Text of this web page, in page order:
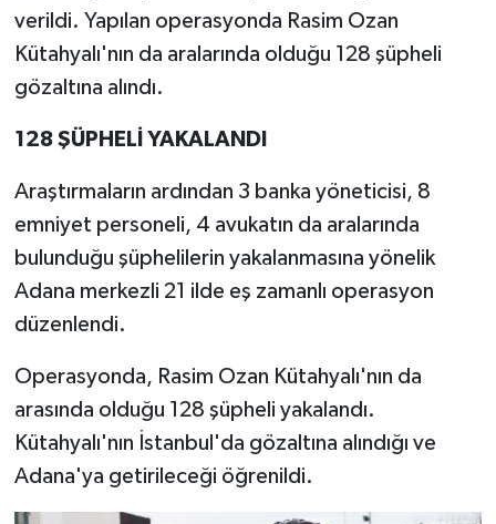
verildi. Yapılan operasyonda Rasim Ozan
Kütahyalı'nın da aralarında olduğu 128 şüpheli
gözaltına alındı.
128 ŞÜPHELİ YAKALANDI
Araştırmaların ardından 3 banka yöneticisi, 8
emniyet personeli, 4 avukatın da aralarında
bulunduğu şüphelilerin yakalanmasına yönelik
Adana merkezli 21 ilde eş zamanlı operasyon
düzenlendi.
Operasyonda, Rasim Ozan Kütahyalı'nın da
arasında olduğu 128 şüpheli yakalandı.
Kütahyalı'nın İstanbul'da gözaltına alındığı ve
Adana'ya getirileceği öğrenildi.